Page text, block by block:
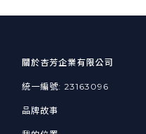
關於杏芳企業有限公司
統一編號: 23163096
品牌故事